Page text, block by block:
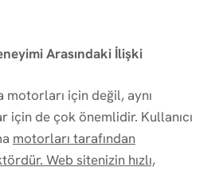
Arasındaki İlişki
motorları için değil, aynı
için de çok önemlidir. Kullanıcı
motorları tarafından
Web sitenizin hızlı,